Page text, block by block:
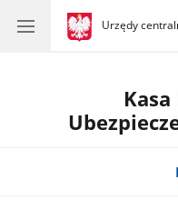
gov.pl
Urzędy
gov.pl
Urzędy